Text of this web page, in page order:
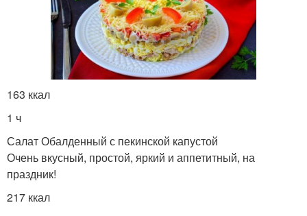
163 ккал
1 ч
Салат Обалденный с пекинской капустой
Очень вкусный, простой, яркий и аппетитный, на
праздник!
217 ккал